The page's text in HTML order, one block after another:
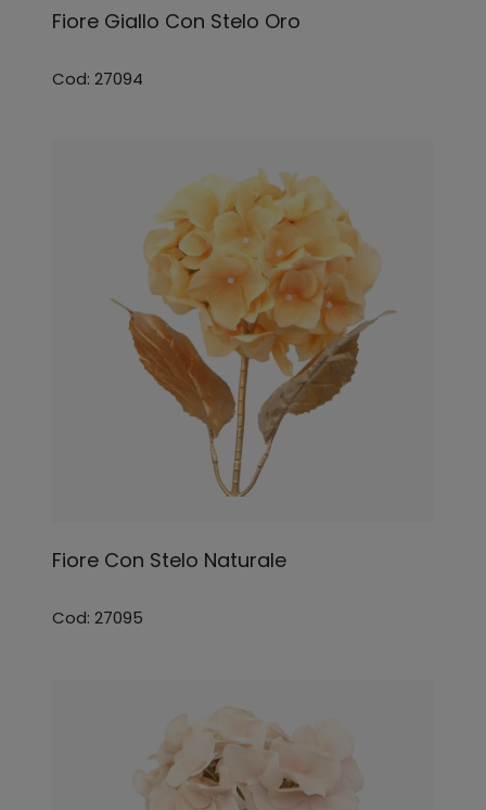
Fiore Giallo Con Stelo Oro
Cod: 27094
Fiore Con Stelo Naturale
Cod: 27095